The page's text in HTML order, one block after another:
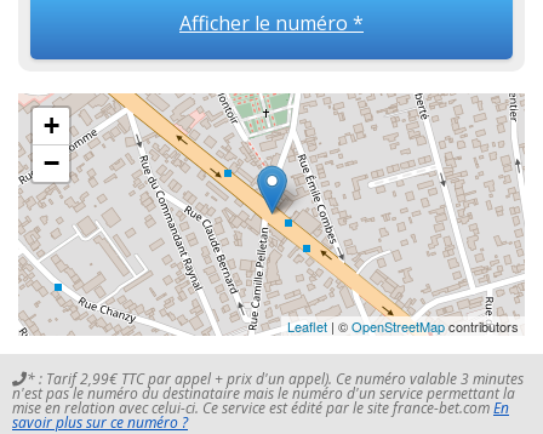
Afficher le numéro *
+
−
Leaflet | ©OpenStreetMapcontributors
* : Tarif 2,99€ TTC par appel + prix d'un appel). Ce numéro valable 3 minutes
n'est pas le numéro du destinataire mais le numéro d'un service permettant la
mise en relation avec celui-ci. Ce service est édité par le site france-bet.comEn
savoir plus sur ce numéro ?